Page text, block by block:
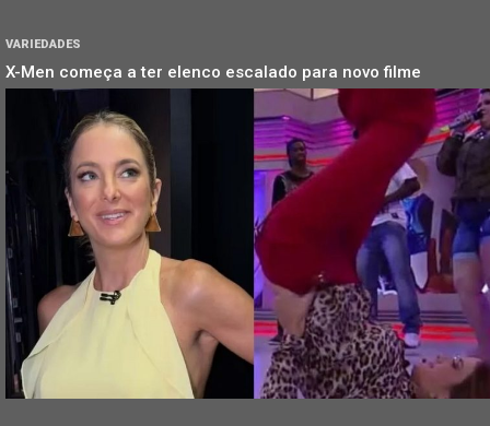
VARIEDADES
X-Men começa a ter elenco escalado para novo filme